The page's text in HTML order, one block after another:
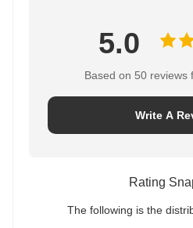
5.0
Based on 50 reviews
Write A
Rating
The following is the